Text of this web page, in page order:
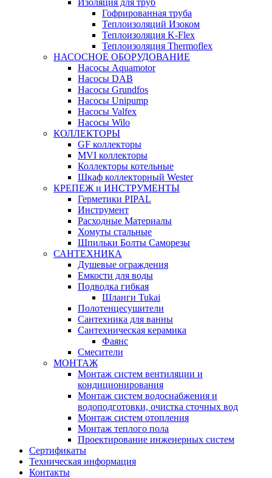
Изоляция для труб
Гофрированная труба
Теплоизоляций Изоком
Теплоизоляция K-Flex
Теплоизоляция Thermoflex
НАСОСНОЕ ОБОРУДОВАНИЕ
Насосы Aquamotor
Насосы DAB
Насосы Grundfos
Насосы Unipump
Насосы Valfex
Насосы Wilo
КОЛЛЕКТОРЫ
GF коллекторы
MVI коллекторы
Коллекторы котельные
Шкаф коллекторный Wester
КРЕПЕЖ и ИНСТРУМЕНТЫ
Герметики PIPAL
Инструмент
Расходные Материалы
Хомуты стальные
Шпильки Болты Саморезы
САНТЕХНИКА
Душевые ограждения
Емкости для воды
Подводка гибкая
Шланги Tukai
Полотенцесушители
Сантехника для ванны
Сантехническая керамика
Фаянс
Смесители
МОНТАЖ
Монтаж систем вентиляции и
кондиционирования
Монтаж систем водоснабжения и
водоподготовки, очистка сточных вод
Монтаж систем отопления
Монтаж теплого пола
Проектирование инженерных систем
Сертификаты
Техническая информация
Контакты